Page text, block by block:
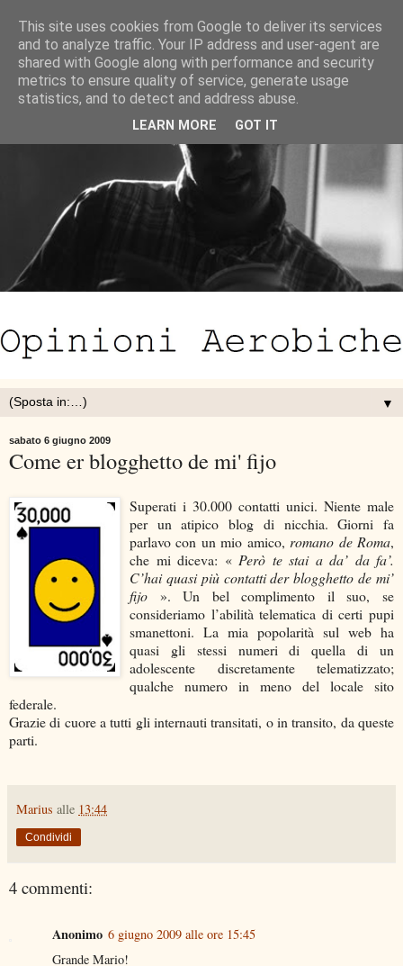
▼
sabato 6 giugno 2009
Come er blogghetto de mi' fijo
Superati i 30.000 contatti unici. Niente male
per un atipico blog di nicchia. Giorni fa
parlavo con un mio amico, romano de Roma,
che mi diceva: « Però te stai a da’ da fa’.
C’hai quasi più contatti der blogghetto de mi’
fijo ». Un bel complimento il suo, se
consideriamo l’abilità telematica di certi pupi
smanettoni. La mia popolarità sul web ha
quasi gli stessi numeri di quella di un
adolescente discretamente telematizzato;
qualche numero in meno del locale sito
federale.
Grazie di cuore a tutti gli internauti transitati, o in transito, da queste
parti.
Marius alle 13:44
Condividi
4 commenti:
Anonimo 6 giugno 2009 alle ore 15:45
Grande Mario!
This site uses cookies from Google to deliver its services
and to analyze traffic. Your IP address and user-agent are
shared with Google along with performance and security
metrics to ensure quality of service, generate usage
statistics, and to detect and address abuse.
LEARN MORE GOT IT